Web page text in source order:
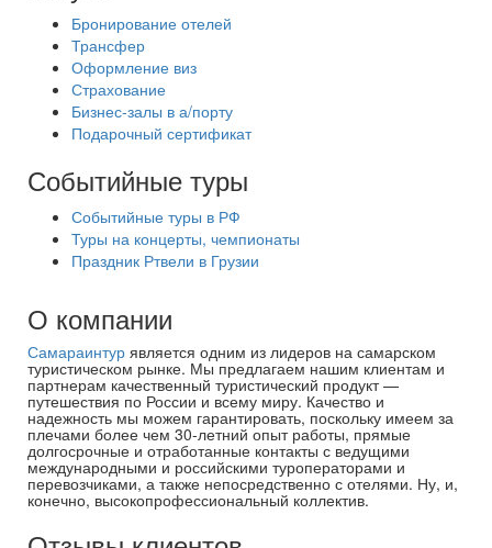
Бронирование отелей
Трансфер
Оформление виз
Страхование
Бизнес-залы в а/порту
Подарочный сертификат
Событийные туры
Событийные туры в РФ
Туры на концерты, чемпионаты
Праздник Ртвели в Грузии
О компании
Самараинтур является одним из лидеров на самарском
туристическом рынке. Мы предлагаем нашим клиентам и
партнерам качественный туристический продукт —
путешествия по России и всему миру. Качество и
надежность мы можем гарантировать, поскольку имеем за
плечами более чем 30-летний опыт работы, прямые
долгосрочные и отработанные контакты с ведущими
международными и российскими туроператорами и
перевозчиками, а также непосредственно с отелями. Ну, и,
конечно, высокопрофессиональный коллектив.